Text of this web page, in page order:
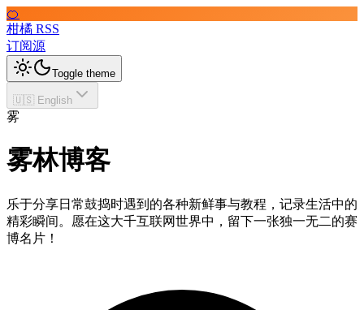
🍊
柑橘 RSS
订阅源
Toggle theme
🇺🇸 English
雾
雾林博客
乐于分享日常鼓捣时遇到的各种新鲜事与教程，记录生活中的
精彩瞬间。愿在这大千互联网世界中，留下一张独一无二的赛
博名片！